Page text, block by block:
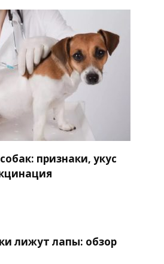
признаки, укус
лижут лапы: обзор